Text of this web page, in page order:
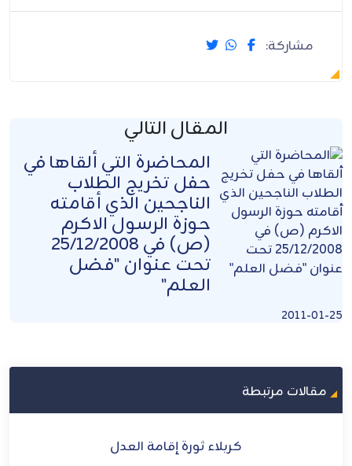
مشاركة:
المقال التالي
المحاضرة التي ألقاها في
حفل تخريج الطلاب
الناجحين الذي أقامته
حوزة الرسول الاكرم
(ص) في 25/12/2008
تحت عنوان "فضل
العلم"
2011-01-25
مقالات مرتبطة
كربلاء ثورة إقامة العدل